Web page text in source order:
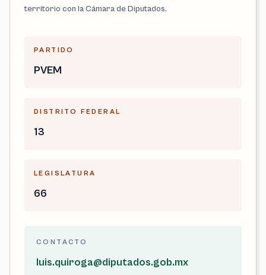
territorio con la Cámara de Diputados.
PARTIDO
PVEM
DISTRITO FEDERAL
13
LEGISLATURA
66
CONTACTO
luis.quiroga@diputados.gob.mx